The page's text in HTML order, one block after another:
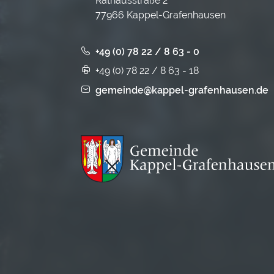
77966 Kappel-Grafenhausen
+49 (0) 78 22 / 8 63 - 0
+49 (0) 78 22 / 8 63 - 18
gemeinde@kappel-grafenhausen.de